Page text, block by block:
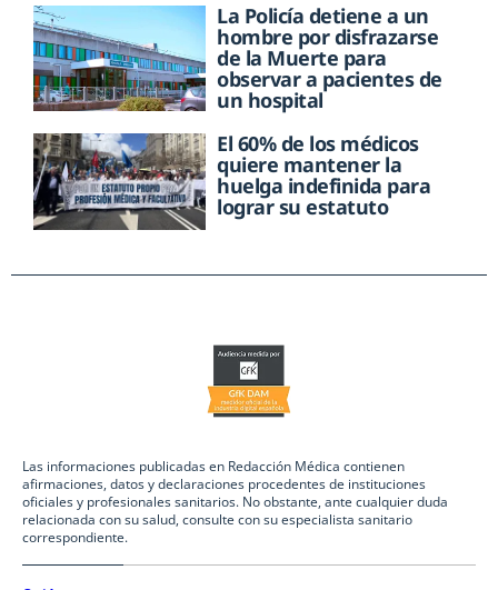
La Policía detiene a un
hombre por disfrazarse
de la Muerte para
observar a pacientes de
un hospital
El 60% de los médicos
quiere mantener la
huelga indefinida para
lograr su estatuto
Las informaciones publicadas en Redacción Médica contienen
afirmaciones, datos y declaraciones procedentes de instituciones
oficiales y profesionales sanitarios. No obstante, ante cualquier duda
relacionada con su salud, consulte con su especialista sanitario
correspondiente.